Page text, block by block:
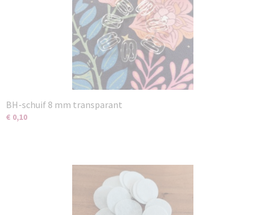
BH-schuif 8 mm transparant
€ 0,10